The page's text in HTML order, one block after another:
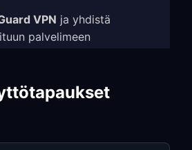
VPN ja yhdistä
palvelimeen
IP addressjaport number
jotka ovat lähellä